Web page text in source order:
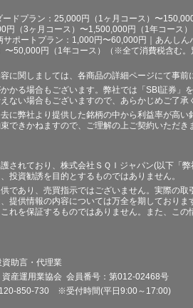
ドプラン：25,000円（1ヶ月コース）〜
（3ヶ月コース）〜1,500,000円（1年コース
ポートプラン：1,000円〜60,000円｜あんし
50,000円（1年コース）（※全て消費税含む
に関しましては、各商品の詳細ページにて事前
かる場合もございます。弊社では「SBI証券」
い場合もございますので、あらかじめご了承
に弊社より提供した銘柄の中から利益率が高
きかねますので、ご理解の上ご契約いただき
されており、株式会社ＳＱＩジャパン(以下「
投資勧誘を目的とするものではありません。
であり、売買指示ではございません。実際の
提供情報の内容については万全を期しており
れを保証するものではありません。また、こ
助言・代理業
産運用業協会 会員番号：第012-02468号
850-730 ※受付時間(平日9:00～17:00)